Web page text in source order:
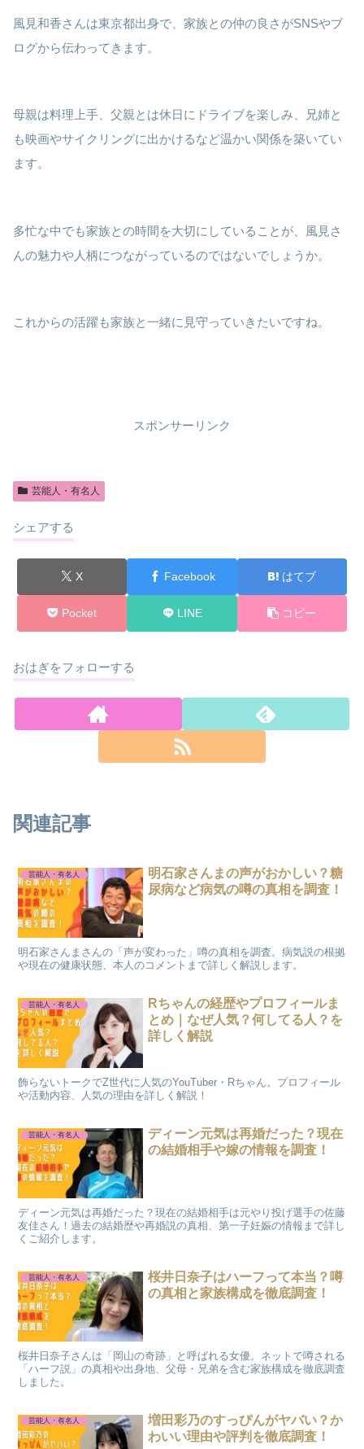
風見和香さんは東京都出身で、家族との仲の良さがSNSやブ
ログから伝わってきます。
母親は料理上手、父親とは休日にドライブを楽しみ、兄姉と
も映画やサイクリングに出かけるなど温かい関係を築いてい
ます。
多忙な中でも家族との時間を大切にしていることが、風見さ
んの魅力や人柄につながっているのではないでしょうか。
これからの活躍も家族と一緒に見守っていきたいですね。
スポンサーリンク
芸能人・有名人
シェアする
X Facebook はてブ
Pocket LINE コピー
おはぎをフォローする
関連記事
芸能人・有名人
明石家さんまの声がおかしい？糖
尿病など病気の噂の真相を調査！
明石家さんまさんの「声が変わった」噂の真相を調査。病気説の根拠
や現在の健康状態、本人のコメントまで詳しく解説します。
芸能人・有名人
Rちゃんの経歴やプロフィールま
とめ｜なぜ人気？何してる人？を
詳しく解説
飾らないトークでZ世代に人気のYouTuber・Rちゃん。プロフィール
や活動内容、人気の理由を詳しく解説！
芸能人・有名人
ディーン元気は再婚だった？現在
の結婚相手や嫁の情報を調査！
ディーン元気は再婚だった？現在の結婚相手は元やり投げ選手の佐藤
友佳さん！過去の結婚歴や再婚説の真相、第一子妊娠の情報まで詳し
くご紹介します。
芸能人・有名人
桜井日奈子はハーフって本当？噂
の真相と家族構成を徹底調査！
桜井日奈子さんは「岡山の奇跡」と呼ばれる女優。ネットで噂される
「ハーフ説」の真相や出身地、父母・兄弟を含む家族構成を徹底調査
しました。
芸能人・有名人
増田彩乃のすっぴんがヤバい？か
わいい理由や評判を徹底調査！